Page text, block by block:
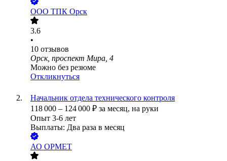
ООО ТПК Орск
3.6
•
10 отзывов
Орск, проспект Мира, 4
Можно без резюме
Откликнуться
Начальник отдела технического контроля
118 000 – 124 000 ₽ за месяц, на руки
Опыт 3-6 лет
Выплаты: Два раза в месяц
АО ОРМЕТ